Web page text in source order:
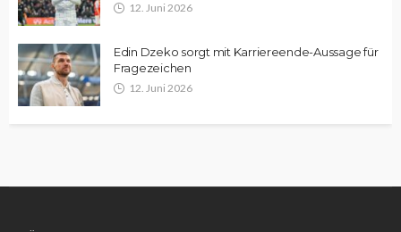
12. Juni 2026
Edin Dzeko sorgt mit Karriereende-Aussage für
Fragezeichen
12. Juni 2026